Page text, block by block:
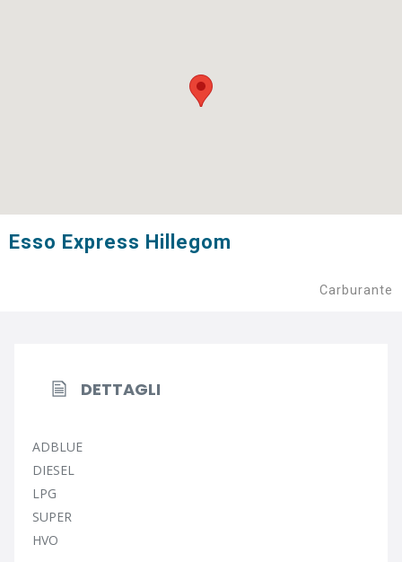
Esso Express Hillegom
Carburante
DETTAGLI
ADBLUE
DIESEL
LPG
SUPER
HVO